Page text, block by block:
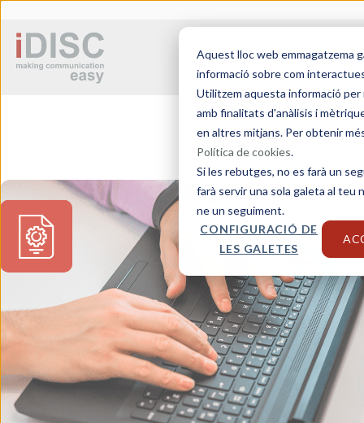
Aquest lloc web emmagatzema
informació sobre com
Utilitzem aquesta informació per
amb finalitats d'anàlisis i
en altres mitjans. Per obtenir
Política de cookies.
Si les rebutges, no es farà un
farà servir una sola galeta al teu
ne un seguiment.
CONFIGURACIÓ DE
LES GALETES